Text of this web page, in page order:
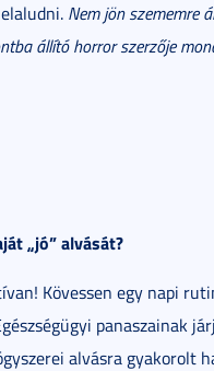
Nem jön szememre
állító horror szerzője
„jó” alvását?
Kövessen egy napi
panaszainak
alvásra gyakorolt